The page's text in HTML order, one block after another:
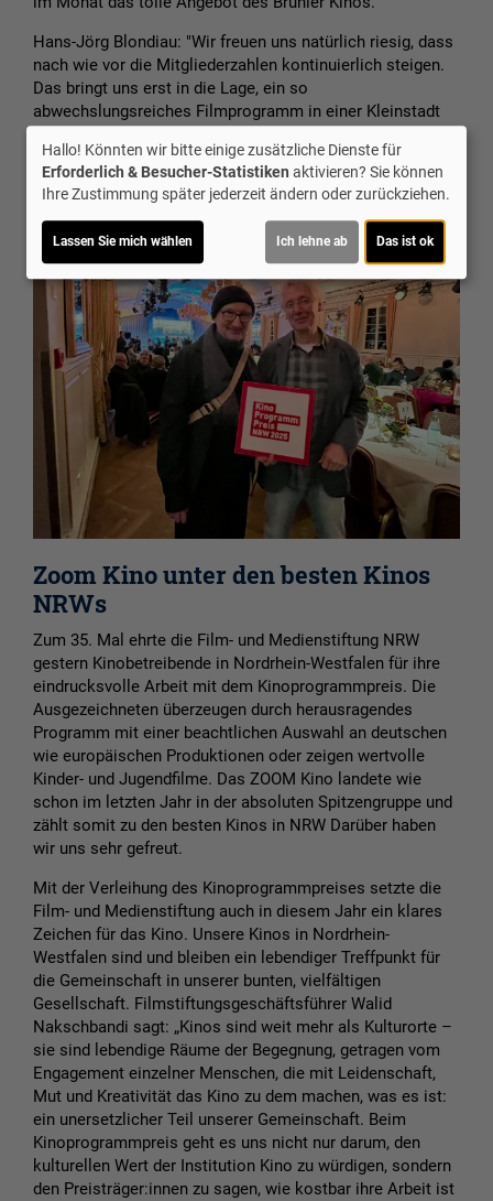
Hans-Jörg Blondiau: "Wir freuen uns natürlich riesig, dass
nach wie vor die Mitgliederzahlen kontinuierlich steigen.
Das bringt uns erst in die Lage, ein so
abwechslungsreiches Filmprogramm in einer Kleinstadt
Motivation, so weiter zu machen."
Zoom Kino unter den besten Kinos
NRWs
Zum 35. Mal ehrte die Film- und Medienstiftung NRW
gestern Kinobetreibende in Nordrhein-Westfalen für ihre
eindrucksvolle Arbeit mit dem Kinoprogrammpreis. Die
Ausgezeichneten überzeugen durch herausragendes
Programm mit einer beachtlichen Auswahl an deutschen
wie europäischen Produktionen oder zeigen wertvolle
Kinder- und Jugendfilme. Das ZOOM Kino landete wie
schon im letzten Jahr in der absoluten Spitzengruppe und
zählt somit zu den besten Kinos in NRW Darüber haben
wir uns sehr gefreut.
Mit der Verleihung des Kinoprogrammpreises setzte die
Film- und Medienstiftung auch in diesem Jahr ein klares
Zeichen für das Kino. Unsere Kinos in Nordrhein-
Westfalen sind und bleiben ein lebendiger Treffpunkt für
die Gemeinschaft in unserer bunten, vielfältigen
Gesellschaft. Filmstiftungsgeschäftsführer Walid
Nakschbandi sagt: „Kinos sind weit mehr als Kulturorte –
sie sind lebendige Räume der Begegnung, getragen vom
Engagement einzelner Menschen, die mit Leidenschaft,
Mut und Kreativität das Kino zu dem machen, was es ist:
ein unersetzlicher Teil unserer Gemeinschaft. Beim
Kinoprogrammpreis geht es uns nicht nur darum, den
kulturellen Wert der Institution Kino zu würdigen, sondern
den Preisträger:innen zu sagen, wie kostbar ihre Arbeit ist
Hallo! Könnten wir bitte einige zusätzliche Dienste für
Erforderlich & Besucher-Statistiken aktivieren? Sie können
Ihre Zustimmung später jederzeit ändern oder zurückziehen.
Lassen Sie mich wählen Ich lehne ab Das ist ok